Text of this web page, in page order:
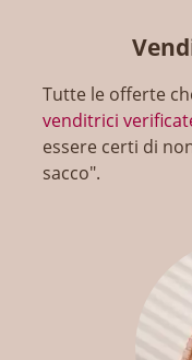
Tutte le offerte
venditrici
essere certi di
sacco".